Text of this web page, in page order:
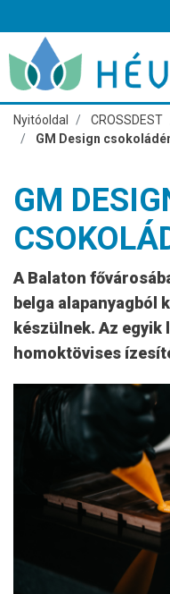
Nyitóoldal CROSSDEST
GM Design
GM
A Balaton
belga alapanyagból
készülnek. Az egyik
homoktövises